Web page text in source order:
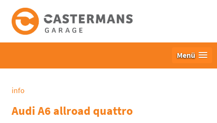
Menü
info
Audi A6 allroad quattro